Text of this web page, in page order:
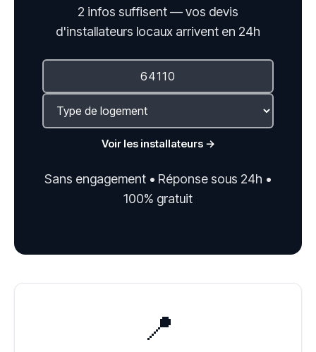
2 infos suffisent — vos devis
d'installateurs locaux arrivent en 24h
Voir les installateurs →
Sans engagement • Réponse sous 24h •
100% gratuit
📍